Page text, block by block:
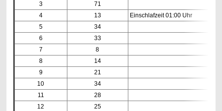
3
71
4
13
Einschlafzeit 01:00 Uhr
5
34
6
33
7
8
8
14
9
21
10
34
11
28
12
25